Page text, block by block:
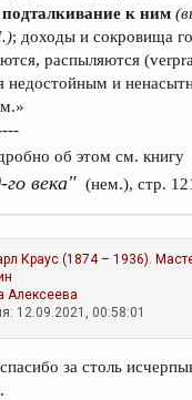
подталкивание к ним
; доходы и сокровища
распыляются
недостойным и
об этом см. книгу
века" (нем.), стр.
Краус (1874 – 1936).
Алексеева
12.09.2021, 00:58:01
за столь